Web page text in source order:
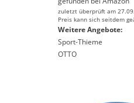
zuletzt überprüft am
Preis kann sich seitdem
Weitere Angebote:
Sport-Thieme
OTTO